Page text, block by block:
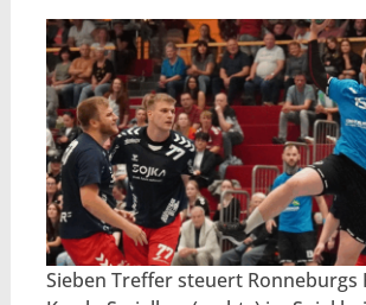
Sieben Treffer steuert Ronneburgs